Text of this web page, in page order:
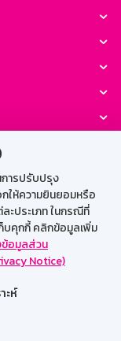
การปรับปรุง
ให้ความยินยอมหรือ
ะประเภท ในกรณีที่
ก็บคุกกี้ คลิกข้อมูลเพิ่ม
อมูลส่วน
Notice)
ะห์
M-Search